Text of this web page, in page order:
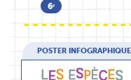
6ᵉ
POSTER INFOGRAPHIQUE